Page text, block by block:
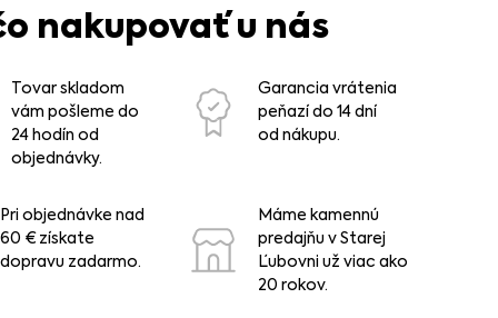
nakupovať u nás
Tovar skladom
vám pošleme do
24 hodín od
objednávky.
Garancia vrátenia
peňazí do 14 dní
od nákupu.
Pri objednávke nad
60 € získate
dopravu zadarmo.
Máme kamennú
predajňu v Starej
Ľubovni už viac ako
20 rokov.